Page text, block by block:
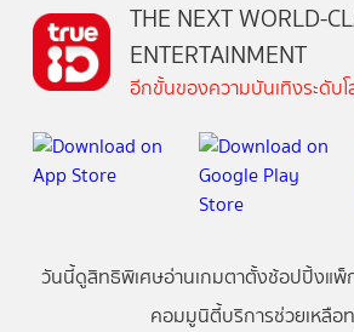
THE NEXT WORLD-
ENTERTAINMENT
อีกขั้นของความบันเทิงระดับ
วันนี้ดูสิทธิพิเศษอ่านเกมตาตั้งช้อปปิ้งแพ็
คอมมูนิตี้บริการช่วยเหลือ